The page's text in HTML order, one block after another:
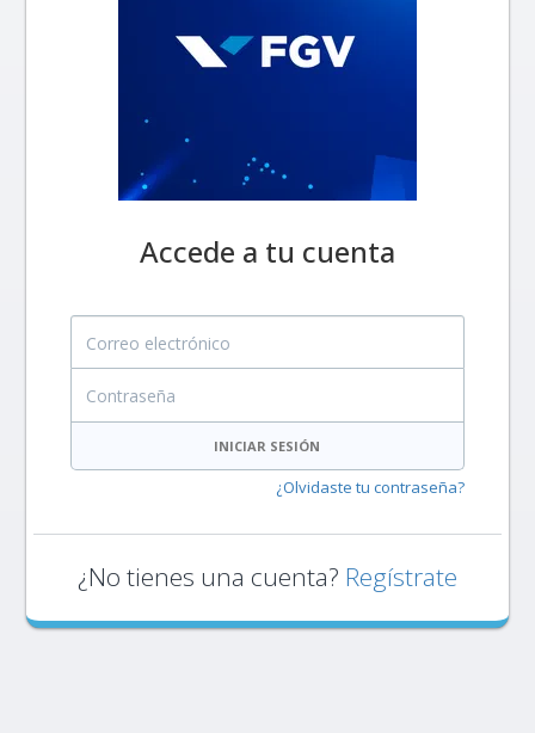
Accede a tu cuenta
Correo electrónico
INICIAR SESIÓN
¿Olvidaste tu contraseña?
¿No tienes una cuenta? Regístrate